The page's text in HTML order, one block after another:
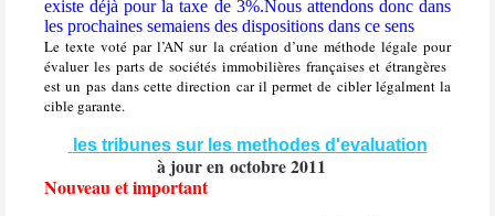
existe déjà pour la taxe de 3%.Nous attendons donc dans
les prochaines semaiens des dispositions dans ce sens
Le texte voté par l’AN sur la création d’une méthode légale pour
évaluer les parts de sociétés immobilières françaises et étrangères
est un pas dans cette direction car il permet de cibler légalment la
cible garante.
les tribunes sur les methodes d'evaluation
à jour en octobre 2011
Nouveau et important